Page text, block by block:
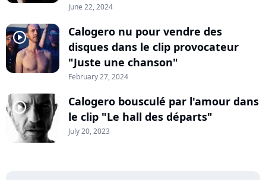
June 22, 2024
player2
Calogero nu pour vendre des
disques dans le clip provocateur
"Juste une chanson"
February 27, 2024
player2
Calogero bousculé par l'amour dans
le clip "Le hall des départs"
July 20, 2023